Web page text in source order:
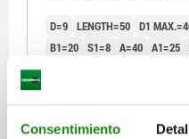
Consentimiento
D=9 LENGTH=50 D1
B1=20 S1=8 A=40 A1=25
plus sales tax